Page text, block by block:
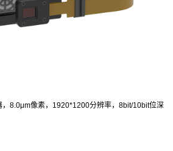
，8.0μm像素，1920*1200分辨率，8bit/10bit位深